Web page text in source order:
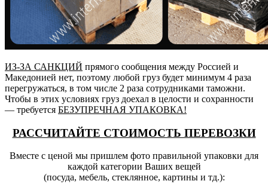
ИЗ-ЗА САНКЦИЙ прямого сообщения между Россией и
Македонией нет, поэтому любой груз будет минимум 4 раза
перегружаться, в том числе 2 раза сотрудниками таможни.
Чтобы в этих условиях груз доехал в целости и сохранности
— требуется БЕЗУПРЕЧНАЯ УПАКОВКА!
РАССЧИТАЙТЕ СТОИМОСТЬ ПЕРЕВОЗКИ
Вместе с ценой мы пришлем фото правильной упаковки для
каждой категории Ваших вещей
(посуда, мебель, стеклянное, картины и тд.):